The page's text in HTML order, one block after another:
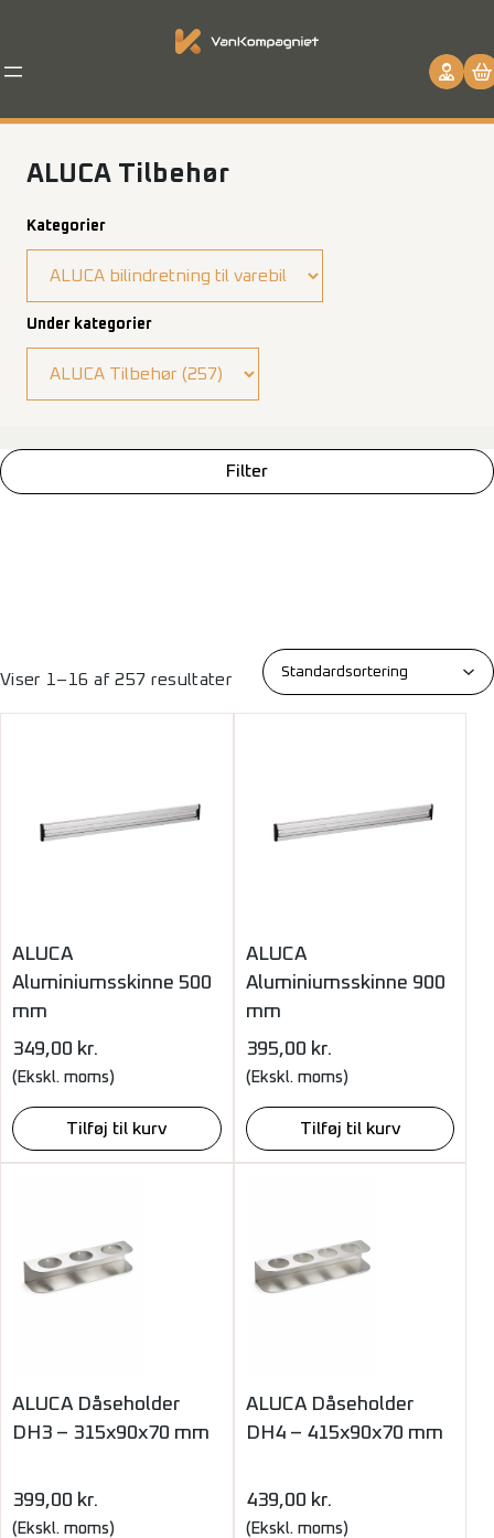
indhold
ALUCA Tilbehør
Kategorier
Under kategorier
Filter
Viser 1–16 af 257 resultater
ALUCA
Aluminiumsskinne 500
mm
349,00 kr.
(Ekskl. moms)
Tilføj til kurv
ALUCA
Aluminiumsskinne 900
mm
395,00 kr.
(Ekskl. moms)
Tilføj til kurv
ALUCA Dåseholder
DH3 – 315x90x70 mm
399,00 kr.
(Ekskl. moms)
ALUCA Dåseholder
DH4 – 415x90x70 mm
439,00 kr.
(Ekskl. moms)